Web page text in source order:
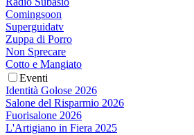
Comingsoon
Superguidatv
Zuppa di Porro
Non Sprecare
Cotto e Mangiato
Eventi
Identità Golose 2026
Salone del Risparmio 2026
Fuorisalone 2026
L'Artigiano in Fiera 2025